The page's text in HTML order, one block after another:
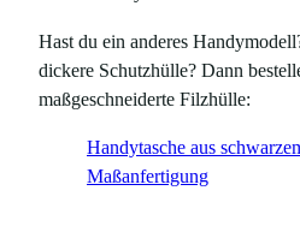
n
g
e
Hast du ein anderes
dickere Schutzhülle? Dann
maßgeschneiderte Filzhülle:
Handytasche aus
Maßanfertigung